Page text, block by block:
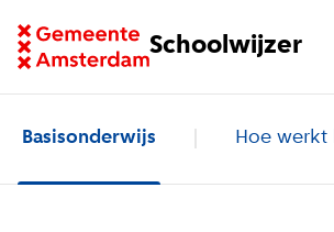
Schoolwijzer
Ga naar homepage van
Basisonderwijs Hoe werkt